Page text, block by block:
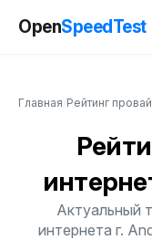
OpenSpeedTest
Главная Рейтинг
Актуальный
интернета г.